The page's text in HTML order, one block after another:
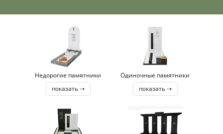
Недорогие памятники
показать ⇢
Одиночные памятники
показать ⇢